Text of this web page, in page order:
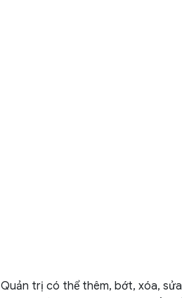
Quản trị có thể thêm, bớt, xóa, sửa